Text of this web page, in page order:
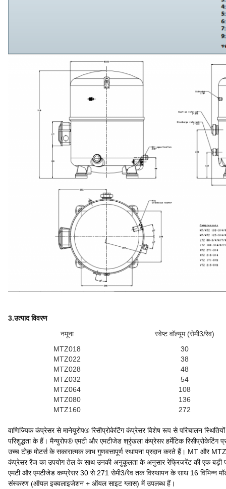
3.उत्पाद विवरण
नमूना
स्वेप्ट वॉल्यूम (सेमी3/रेव)
MTZ018
30
MTZ022
38
MTZ028
48
MTZ032
54
MTZ064
108
MTZ080
136
MTZ160
272
वाणिज्यिक कंप्रेसर से मानेयूरोप® रिसीप्रोकेटिंग कंप्रेसर विशेष रूप से परिचालन
परिशुद्धता के हैं। मैन्युरोप® एमटी और एमटीजेड श्रृंखला कंप्रेसर हर्मेटिक
उच्च टोक़ मोटर्स के सकारात्मक लाभ गुणवत्तापूर्ण स्थापना प्रदान करते हैं। MT और
कंप्रेसर रेंज का उपयोग तेल के साथ उनकी अनुकूलता के अनुसार रेफ्रिजरेंट की एक बड़ी
एमटी और एमटीजेड कम्प्रेसर 30 से 271 सेमी3/रेव तक विस्थापन के साथ 16 विभिन्न
संस्करण (ऑयल इक्वलाइजेशन + ऑयल साइट ग्लास) में उपलब्ध हैं।